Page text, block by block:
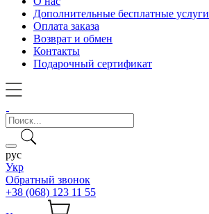
Дополнительные бесплатные услуги
Оплата заказа
Возврат и обмен
Контакты
Подарочный сертификат
рус
Укр
Обратный звонок
+38 (068) 123 11 55